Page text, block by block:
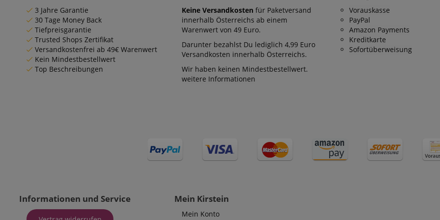
3 Jahre Garantie
30 Tage Money Back
Tiefpreisgarantie
Trusted Shops Zertifikat
Versandkostenfrei ab 49€ Warenwert
Kein Mindestbestellwert
Top Beschreibungen
Keine Versandkosten für Paketversand
innerhalb Österreichs ab einem
Warenwert von 49 Euro.
Darunter bezahlst Du lediglich 4,99 Euro
Versandkosten innerhalb Österreichs.
Wir haben keinen Mindestbestellwert.
weitere Informationen
Vorauskasse
PayPal
Amazon Payments
Kreditkarte
Sofortüberweisung
Informationen und Service Mein Kirstein
Mein Konto
91347
59
Minuten
answers were clicked, on which page he was the last time, etc.).
Google-Datenschutzerklärung